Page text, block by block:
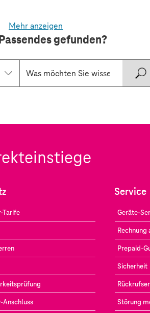
Mehr anzeigen
gefunden?
Tarife
Anschluss
Service
Geräte-
Rechnung
Prepaid-
Sicherheit
Störung